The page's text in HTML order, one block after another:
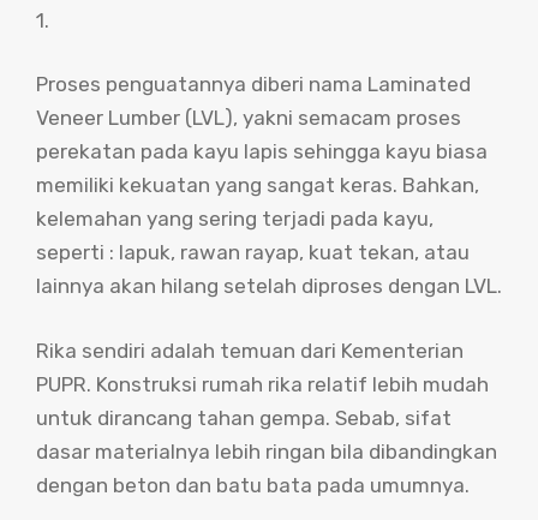
1.
Proses penguatannya diberi nama Laminated
Veneer Lumber (LVL), yakni semacam proses
perekatan pada kayu lapis sehingga kayu biasa
memiliki kekuatan yang sangat keras. Bahkan,
kelemahan yang sering terjadi pada kayu,
seperti : lapuk, rawan rayap, kuat tekan, atau
lainnya akan hilang setelah diproses dengan LVL.
Rika sendiri adalah temuan dari Kementerian
PUPR. Konstruksi rumah rika relatif lebih mudah
untuk dirancang tahan gempa. Sebab, sifat
dasar materialnya lebih ringan bila dibandingkan
dengan beton dan batu bata pada umumnya.